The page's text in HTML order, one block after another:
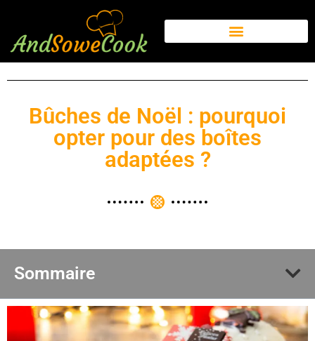
Bûches de Noël : pourquoi
opter pour des boîtes
adaptées ?
Sommaire